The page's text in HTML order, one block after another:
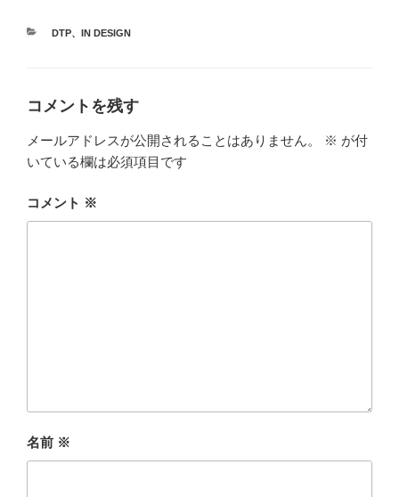
カ
DTP、 IN DESIGN
コメントを残す
メールアドレスが公開されることはありません。 ※ が付
いている欄は必須項目です
コメント ※
名前 ※